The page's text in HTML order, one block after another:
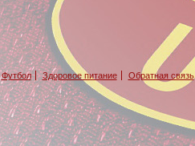
Футбол Здоровое питание Обратная связь